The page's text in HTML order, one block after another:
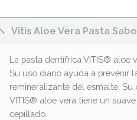
Vitis Aloe Vera Pasta
La pasta dentífrica VITIS® aloe
Su uso diario ayuda a prevenir
remineralizante del esmalte.
VITIS® aloe vera tiene un
cepillado.